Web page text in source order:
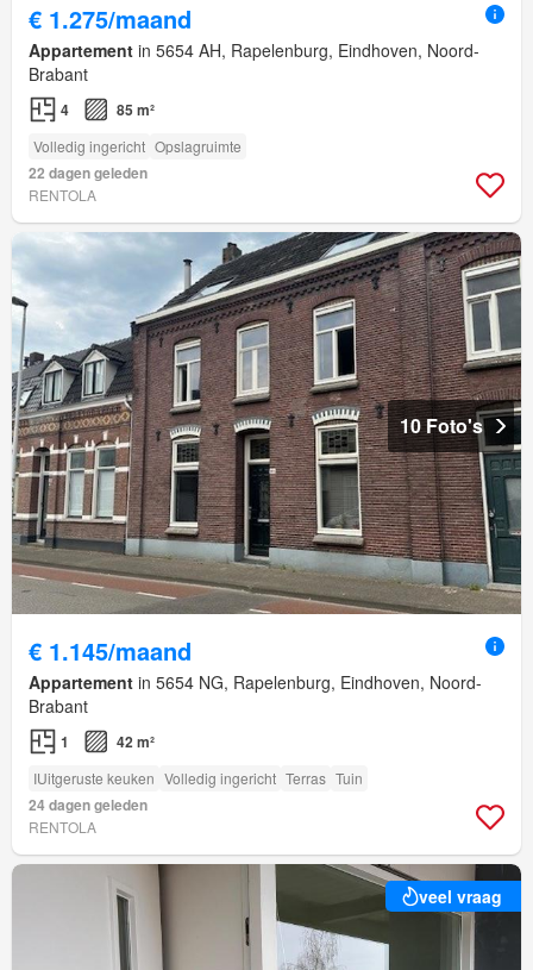
€ 1.275/maand
Appartement in 5654 AH, Rapelenburg, Eindhoven, Noord-
Brabant
4 85 m²
Volledig ingericht Opslagruimte
22 dagen geleden
RENTOLA
10 Foto's
€ 1.145/maand
Appartement in 5654 NG, Rapelenburg, Eindhoven, Noord-
Brabant
1 42 m²
IUitgeruste keuken Volledig ingericht Terras Tuin
24 dagen geleden
RENTOLA
veel vraag